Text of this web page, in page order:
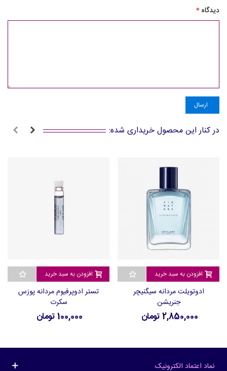
دیدگاه*
ارسال
در کنار این محصول خریداری شده:
افزودن به سبد خرید
ادوتویلت مردانه سیگنیچر
جنریشن
2,850,000 تومان
افزودن به سبد خرید
تستر ادوپرفیوم مردانه پوزس
سکرت
100,000 تومان
نماد اعتماد الکترونیک